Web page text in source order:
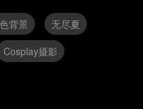
背景
无尽夏
Cosplay摄影